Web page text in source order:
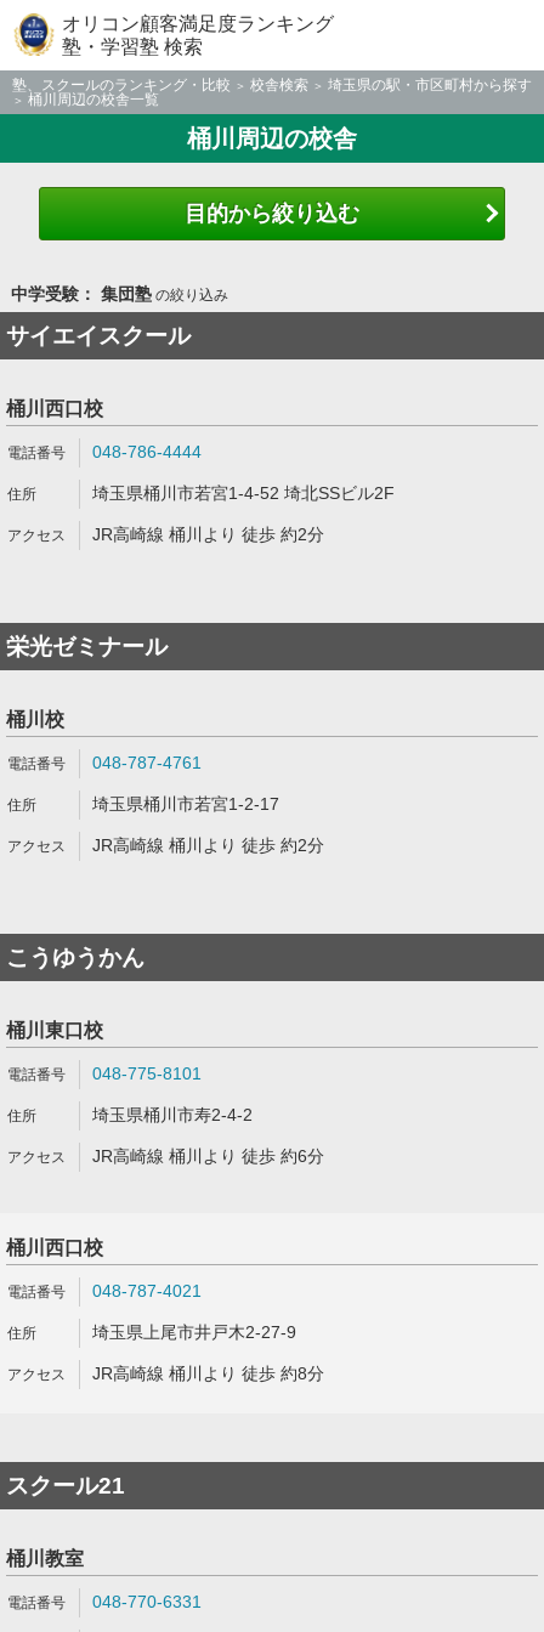
オリコン顧客満足度ランキング
塾・学習塾 検索
塾、スクールのランキング・比較 校舎検索
埼玉県の駅・市区町村から探す
桶川周辺の校舎一覧
桶川周辺の校舎
目的から絞り込む
中学受験： 集団塾の絞り込み
サイエイスクール
桶川西口校
048-786-4444
埼玉県桶川市若宮1-4-52 埼北SSビル2F
JR高崎線 桶川より 徒歩 約2分
栄光ゼミナール
桶川校
048-787-4761
埼玉県桶川市若宮1-2-17
JR高崎線 桶川より 徒歩 約2分
こうゆうかん
桶川東口校
048-775-8101
埼玉県桶川市寿2-4-2
JR高崎線 桶川より 徒歩 約6分
桶川西口校
048-787-4021
埼玉県上尾市井戸木2-27-9
JR高崎線 桶川より 徒歩 約8分
スクール21
桶川教室
048-770-6331